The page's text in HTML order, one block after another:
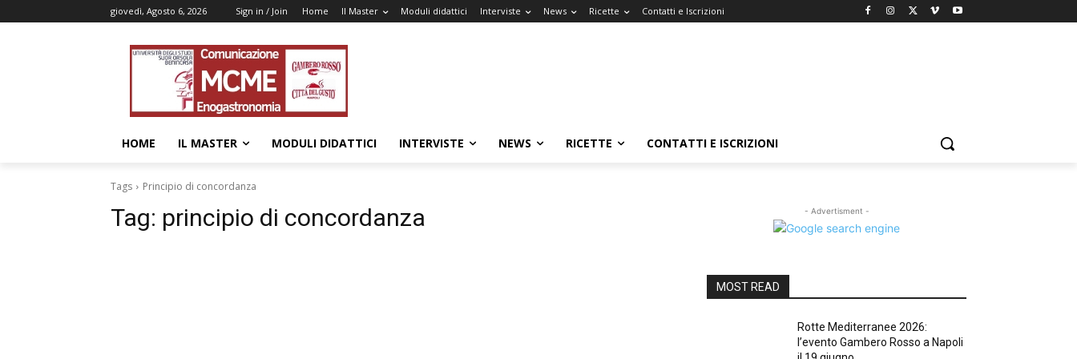
giovedì, Agosto 6, 2026 Sign in / Join Home Il Master Moduli didattici Interviste News Ricette Contatti e Iscrizioni
HOME IL MASTER MODULI DIDATTICI INTERVISTE NEWS RICETTE CONTATTI E ISCRIZIONI
Tags Principio di concordanza
Tag: principio di concordanza - Advertisment -
MOST READ
Rotte Mediterranee 2026:
l’evento Gambero Rosso a Napoli